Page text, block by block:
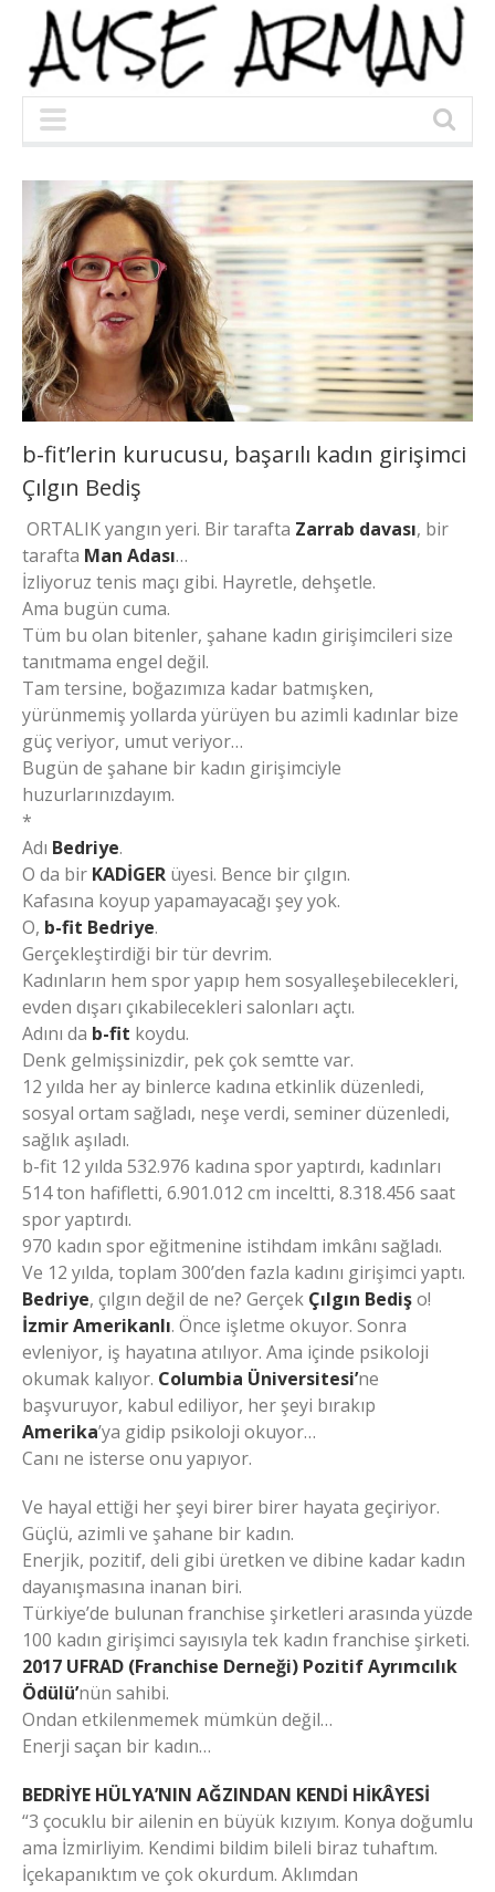
b-fit’lerin kurucusu, başarılı kadın girişimci
Çılgın Bediş
ORTALIK yangın yeri. Bir tarafta Zarrab davası, bir
tarafta Man Adası…
İzliyoruz tenis maçı gibi. Hayretle, dehşetle.
Ama bugün cuma.
Tüm bu olan bitenler, şahane kadın girişimcileri size
tanıtmama engel değil.
Tam tersine, boğazımıza kadar batmışken,
yürünmemiş yollarda yürüyen bu azimli kadınlar bize
güç veriyor, umut veriyor…
Bugün de şahane bir kadın girişimciyle
huzurlarınızdayım.
*
Adı Bedriye.
O da bir KADİGER üyesi. Bence bir çılgın.
Kafasına koyup yapamayacağı şey yok.
O, b-fit Bedriye.
Gerçekleştirdiği bir tür devrim.
Kadınların hem spor yapıp hem sosyalleşebilecekleri,
evden dışarı çıkabilecekleri salonları açtı.
Adını da b-fit koydu.
Denk gelmişsinizdir, pek çok semtte var.
12 yılda her ay binlerce kadına etkinlik düzenledi,
sosyal ortam sağladı, neşe verdi, seminer düzenledi,
sağlık aşıladı.
b-fit 12 yılda 532.976 kadına spor yaptırdı, kadınları
514 ton hafifletti, 6.901.012 cm inceltti, 8.318.456 saat
spor yaptırdı.
970 kadın spor eğitmenine istihdam imkânı sağladı.
Ve 12 yılda, toplam 300’den fazla kadını girişimci yaptı.
Bedriye, çılgın değil de ne? Gerçek Çılgın Bedişo!
İzmir Amerikanlı. Önce işletme okuyor. Sonra
evleniyor, iş hayatına atılıyor. Ama içinde psikoloji
okumak kalıyor. Columbia Üniversitesi’ne
başvuruyor, kabul ediliyor, her şeyi bırakıp
Amerika’ya gidip psikoloji okuyor…
Canı ne isterse onu yapıyor.
Ve hayal ettiği her şeyi birer birer hayata geçiriyor.
Güçlü, azimli ve şahane bir kadın.
Enerjik, pozitif, deli gibi üretken ve dibine kadar kadın
dayanışmasına inanan biri.
Türkiye’de bulunan franchise şirketleri arasında yüzde
100 kadın girişimci sayısıyla tek kadın franchise şirketi.
2017 UFRAD (Franchise Derneği) Pozitif Ayrımcılık
Ödülü’nün sahibi.
Ondan etkilenmemek mümkün değil…
Enerji saçan bir kadın…
BEDRİYE HÜLYA’NIN AĞZINDAN KENDİ HİKÂYESİ
“3 çocuklu bir ailenin en büyük kızıyım. Konya doğumlu
ama İzmirliyim. Kendimi bildim bileli biraz tuhaftım.
İçekapanıktım ve çok okurdum. Aklımdan